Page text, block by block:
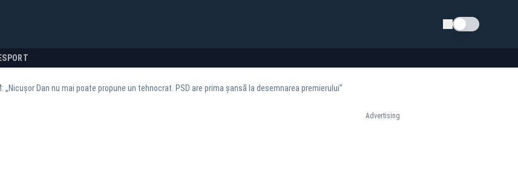
Schimba tema
SPORT
„Nicușor Dan nu mai poate propune un tehnocrat. PSD are prima șansă la desemnarea premierului”
Advertising